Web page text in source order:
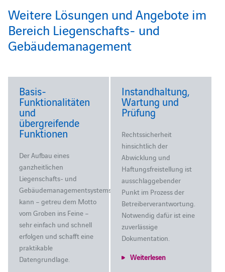
Weitere Lösungen und Angebote im
Bereich Liegenschafts- und
Gebäudemanagement
Basis-
Funktionalitäten
und
übergreifende
Funktionen
Der Aufbau eines
ganzheitlichen
Liegenschafts- und
Gebäudemanagementsystems
kann – getreu dem Motto
vom Groben ins Feine –
sehr einfach und schnell
erfolgen und schafft eine
praktikable
Datengrundlage.
Instandhaltung,
Wartung und
Prüfung
Rechtssicherheit
hinsichtlich der
Abwicklung und
Haftungsfreistellung ist
ausschlaggebender
Punkt im Prozess der
Betreiberverantwortung.
Notwendig dafür ist eine
zuverlässige
Dokumentation.
Weiterlesen